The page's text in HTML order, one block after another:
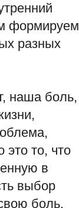
формируем
разных
наша боль,
это то, что
в
выбор
боль.